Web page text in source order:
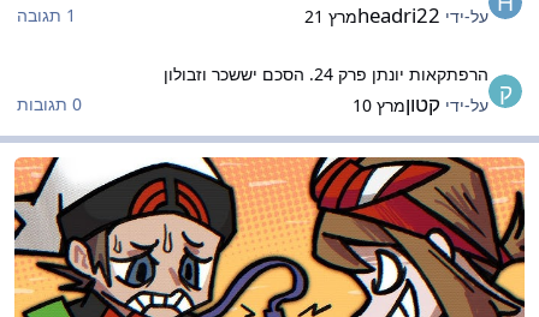
על-ידי headri22מרץ 21
1 תגובה
הרפתקאות יונתן פרק 24. הסכם יששכר וזבולון
על-ידי קטוןמרץ 10 0 תגובות
משחקים- כללי
משחקים- כללי